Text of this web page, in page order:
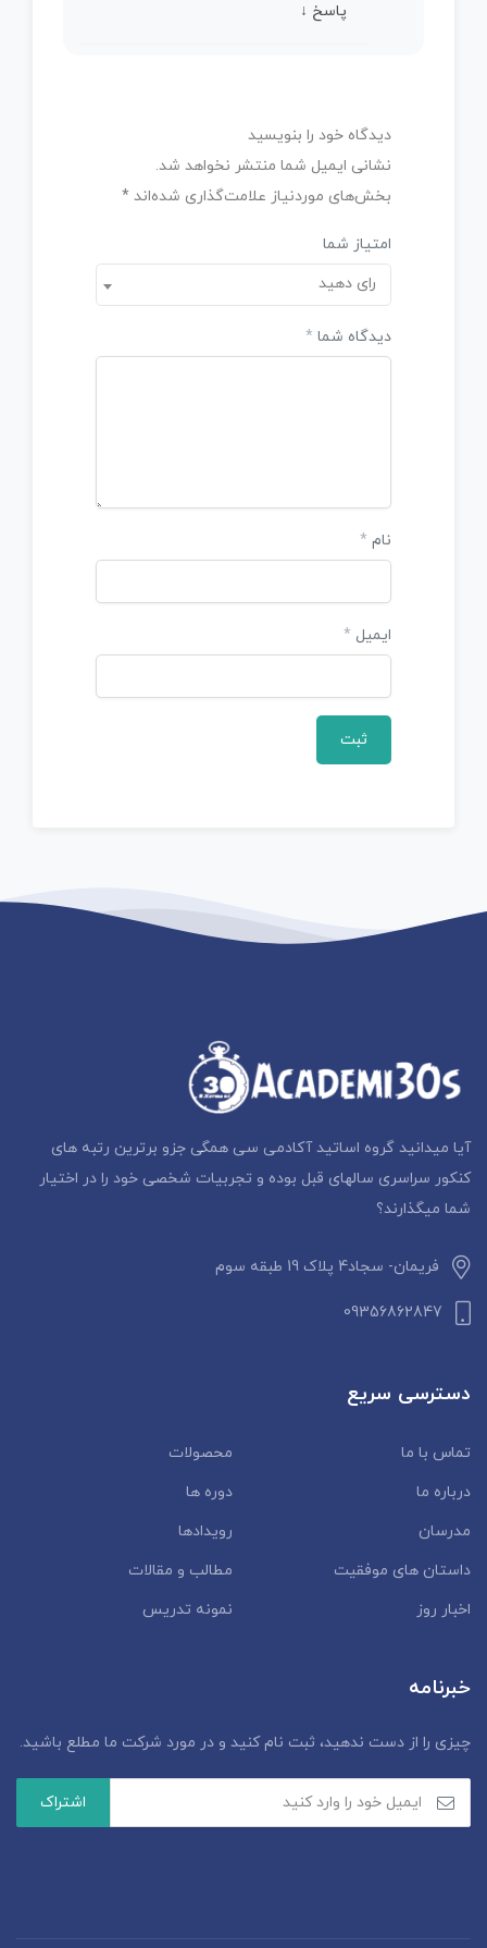
پاسخ ↓
دیدگاه خود را بنویسید
نشانی ایمیل شما منتشر نخواهد شد.
بخش‌های موردنیاز علامت‌گذاری شده‌اند *
امتیاز شما
رای دهید
دیدگاه شما *
نام *
ایمیل *
آیا میدانید گروه اساتید آکادمی سی همگی جزو برترین رتبه های
کنکور سراسری سالهای قبل بوده و تجربیات شخصی خود را در اختیار
شما میگذارند؟
فریمان- سجاد4 پلاک 19 طبقه سوم
09356862847
دسترسی سریع
تماس با ما
محصولات
درباره ما
دوره ها
مدرسان
رویدادها
داستان‌ های موفقیت
مطالب و مقالات
اخبار روز
نمونه تدریس
خبرنامه
چیزی را از دست ندهید، ثبت نام کنید و در مورد شرکت ما مطلع باشید.